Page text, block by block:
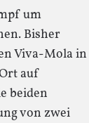
um
Bisher
Viva-Mola in
auf
beiden
von zwei